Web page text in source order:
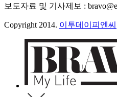
보도자료 및 기사제보 :
Copyright 2014. 이투데이피엔씨